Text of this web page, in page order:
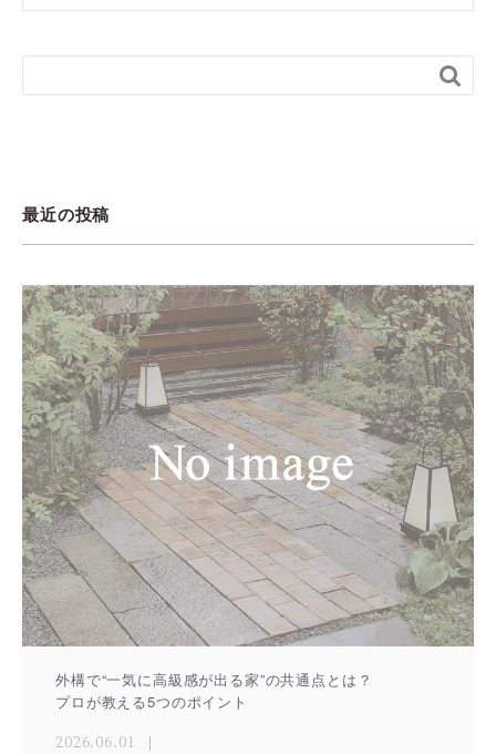

最近の投稿
外構で“一気に高級感が出る家”の共通点とは？
プロが教える5つのポイント
2026.06.01